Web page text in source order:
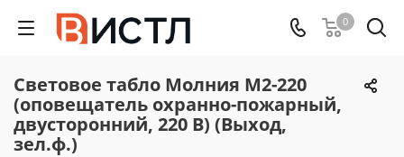
0
Световое табло Молния М2-220
(оповещатель охранно-пожарный,
двусторонний, 220 В) (Выход,
зел.ф.)